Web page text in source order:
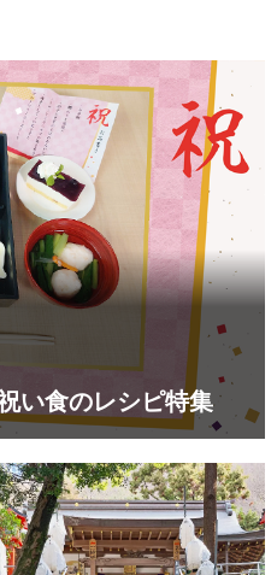
い食のレシピ特集